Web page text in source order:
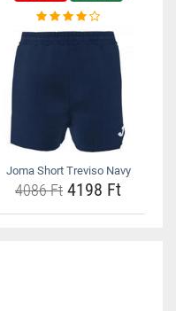
Joma Short Treviso Navy
4086 Ft 4198 Ft